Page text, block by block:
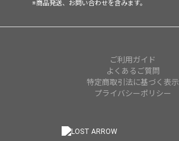
※商品発送、お問い合わせを含みます。
ご利用ガイド
よくあるご質問
特定商取引法に基づく表示
プライバシーポリシー